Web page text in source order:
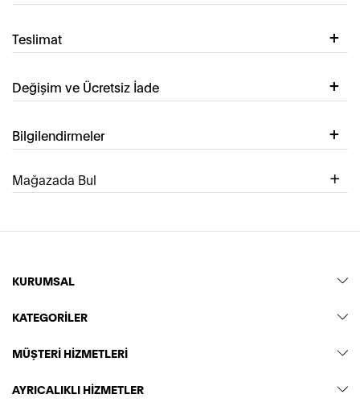
Teslimat
Değişim ve Ücretsiz İade
Bilgilendirmeler
Mağazada Bul
KURUMSAL
KATEGORİLER
MÜŞTERİ HİZMETLERİ
AYRICALIKLI HİZMETLER